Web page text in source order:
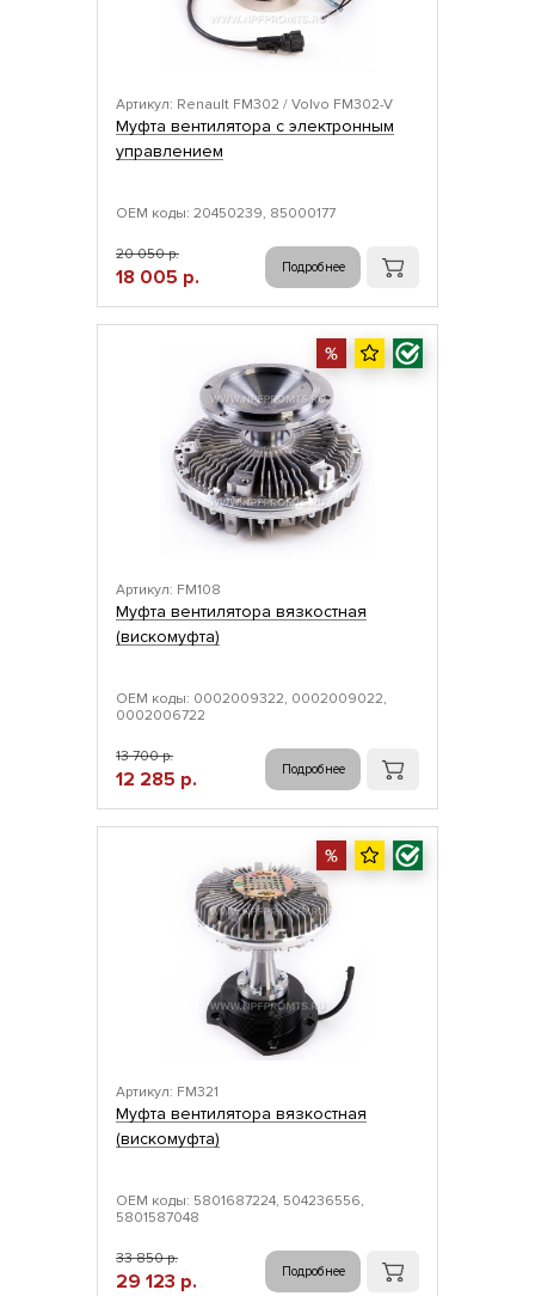
Артикул: Renault FM302 / Volvo FM302-V
Муфта вентилятора с электронным
управлением
ОЕМ коды: 20450239, 85000177
20 050 р.
18 005 р. Подробнее
Артикул: FM108
Муфта вентилятора вязкостная
(вискомуфта)
ОЕМ коды: 0002009322, 0002009022,
0002006722
13 700 р.
12 285 р. Подробнее
Артикул: FM321
Муфта вентилятора вязкостная
(вискомуфта)
ОЕМ коды: 5801687224, 504236556,
5801587048
33 850 р.
29 123 р. Подробнее